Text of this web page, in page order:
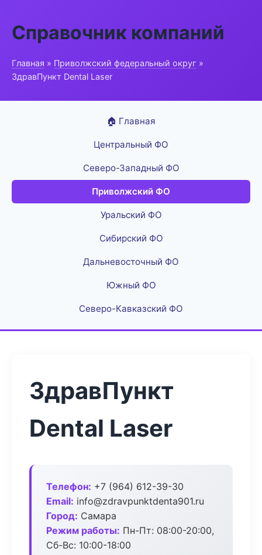
Справочник компаний
Главная » Приволжский федеральный округ »
ЗдравПункт Dental Laser
🏠 Главная
Центральный ФО
Северо-Западный ФО
Приволжский ФО
Уральский ФО
Сибирский ФО
Дальневосточный ФО
Южный ФО
Северо-Кавказский ФО
ЗдравПункт
Dental Laser
Телефон: +7 (964) 612-39-30
Email: info@zdravpunktdenta901.ru
Город: Самара
Режим работы: Пн-Пт: 08:00-20:00,
Сб-Вс: 10:00-18:00